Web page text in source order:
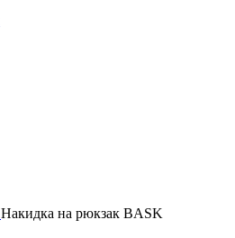
Накидка на рюкзак BASK